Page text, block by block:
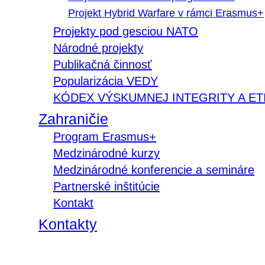
Projekt Hybrid Warfare v rámci Erasmus+
Projekty pod gesciou NATO
Národné projekty
Publikačná činnosť
Popularizácia VEDY
KÓDEX VÝSKUMNEJ INTEGRITY A
Zahraničie
Program Erasmus+
Medzinárodné kurzy
Medzinárodné konferencie a semináre
Partnerské inštitúcie
Kontakt
Kontakty